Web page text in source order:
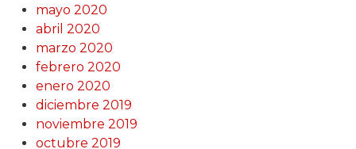
mayo 2020
abril 2020
marzo 2020
febrero 2020
enero 2020
diciembre 2019
noviembre 2019
octubre 2019